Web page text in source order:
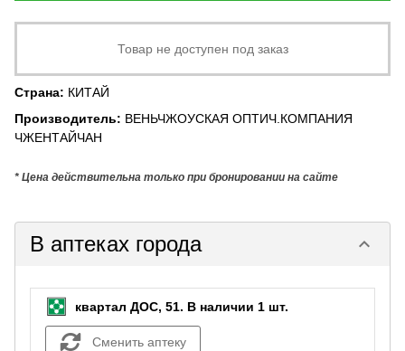
Товар не доступен под заказ
Страна: КИТАЙ
Производитель: ВЕНЬЧЖОУСКАЯ ОПТИЧ.КОМПАНИЯ
ЧЖЕНТАЙЧАН
* Цена действительна только при бронировании на сайте
В аптеках города keyboard_arrow_down
квартал ДОС, 51. В наличии 1 шт.
Сменить аптеку